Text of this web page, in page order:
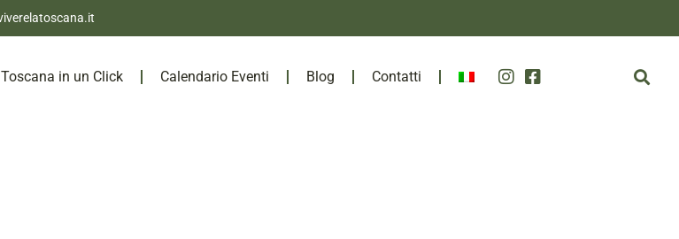
in un Click Calendario Eventi Blog Contatti